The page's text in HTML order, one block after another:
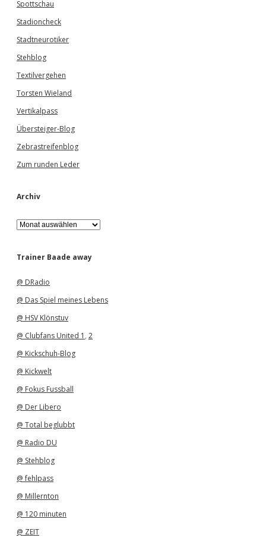
Spottschau
Stadioncheck
Stadtneurotiker
Stehblog
Textilvergehen
Torsten Wieland
Vertikalpass
Übersteiger-Blog
Zebrastreifenblog
Zum runden Leder
Archiv
A
r
h
Trainer Baade away
@ DRadio
@ Das Spiel meines Lebens
@ HSV Klönstuv
@ Clubfans United 1 , 2
@ Kickschuh-Blog
@ Kickwelt
@ Fokus Fussball
@ Der Libero
@ Total beglubbt
@ Radio DU
@ Stehblog
@ fehlpass
@ Millernton
@ 120 minuten
@ ZEIT